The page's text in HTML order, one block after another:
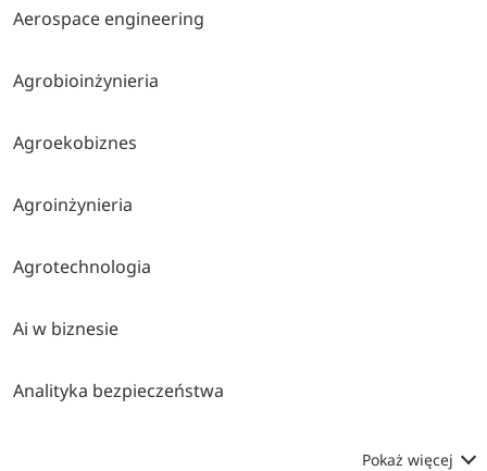
Aerospace engineering
Agrobioinżynieria
Agroekobiznes
Agroinżynieria
Agrotechnologia
Ai w biznesie
Analityka bezpieczeństwa
Pokaż więcej